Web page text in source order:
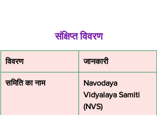
संक्षिप्त विवरण
विवरण जानकारी
समिति का नाम
Navodaya
Vidyalaya Samiti
(NVS)